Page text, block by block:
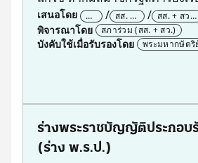
ผ่านสภาผู้แทนราษฎร
ประกาศใช้เป็น พ.ร.บ.บนราชกิจจานุ
สำเร็จ
อนุมัติ พ.ร.ก.เงินกู้โควิด-19 (ห้า
เสนอโดย
คร
ม.
สส. 1
ใน 5
สส. + สว.
1 ใน 5
พิจารณาโดย สภาร่วม (สส. + สว.)
บังคับใช้เมื่อรับรองโดย พระมหากษัตริ
ร่างแก้ไขรัฐธรรมนูญเข้าสภา
ผ่านประชุมร่วมกันของรัฐสภา (สส. +
ประชามติแก้ไขรัฐธรรมนูญ (ในปร
ผ่านศาลรัฐธรรมนูญ (หากมีผู้ร้องเรีย
ร่างพระราชบัญญัติประกอบ
(ร่าง พ.ร.ป.)